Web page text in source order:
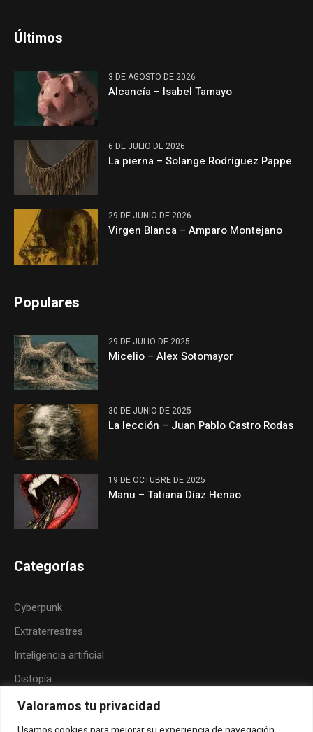
Valoramos tu privacidad
Últimos
3 DE AGOSTO DE 2026
Alcancía – Isabel Tamayo
6 DE JULIO DE 2026
La pierna – Solange Rodríguez Pappe
29 DE JUNIO DE 2026
Virgen Blanca – Amparo Montejano
Populares
29 DE JULIO DE 2025
Micelio – Alex Sotomayor
30 DE JUNIO DE 2025
La lección – Juan Pablo Castro Rodas
19 DE OCTUBRE DE 2025
Manu – Tatiana Díaz Henao
Categorías
Cyberpunk
Extraterrestres
Inteligencia artificial
Distopía
Neoindigenismo
Posthumanismo